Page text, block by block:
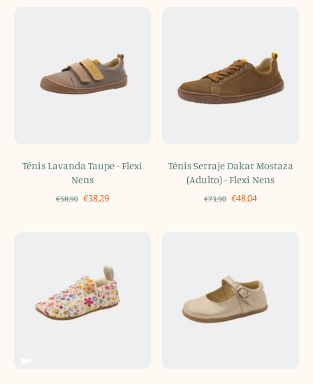
Ténis Lavanda Taupe - Flexi
Nens
€58,90 €38,29
Ténis Serraje Dakar Mostaza
(Adulto) - Flexi Nens
€73,90 €48,04